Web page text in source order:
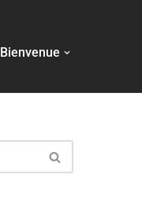
Bienvenue